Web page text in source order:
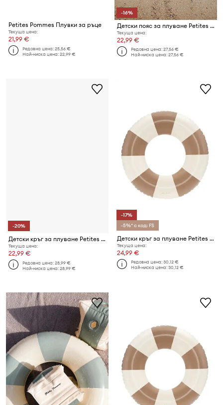
Petites Pommes Плувки за ръце
Текуща цена:
21,99 €
Редовна цена:25,56 €
Най-ниска цена:22,99 €
-16%
Детски пояс за плуване Petites Pommes OLIVIA 45CM
Текуща цена:
22,99 €
Редовна цена:27,56 €
Най-ниска цена:27,56 €
-20%
Детски кръг за плуване Petites Pommes OLIVIA 45CM
Текуща цена:
22,99 €
Редовна цена:28,99 €
Най-ниска цена:28,99 €
-17%
-5%* с код: FS
Детски кръг за плуване Petites Pommes ANNA 60CM
Текуща цена:
24,99 €
Редовна цена:30,12 €
Най-ниска цена:30,12 €